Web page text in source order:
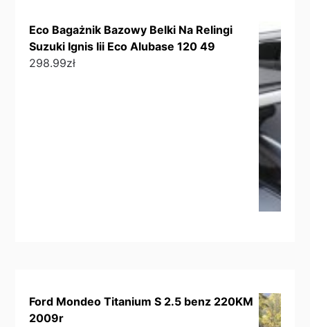
Eco Bagażnik Bazowy Belki Na Relingi
Suzuki Ignis Iii Eco Alubase 120 49
298.99zł
Ford Mondeo Titanium S 2.5 benz 220KM
2009r